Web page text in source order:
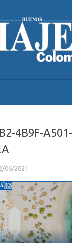
4B9F-A501-
06/2021